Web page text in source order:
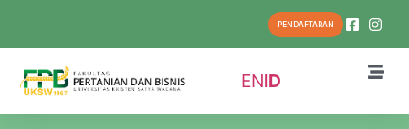
PENDAFTARAN
ENID